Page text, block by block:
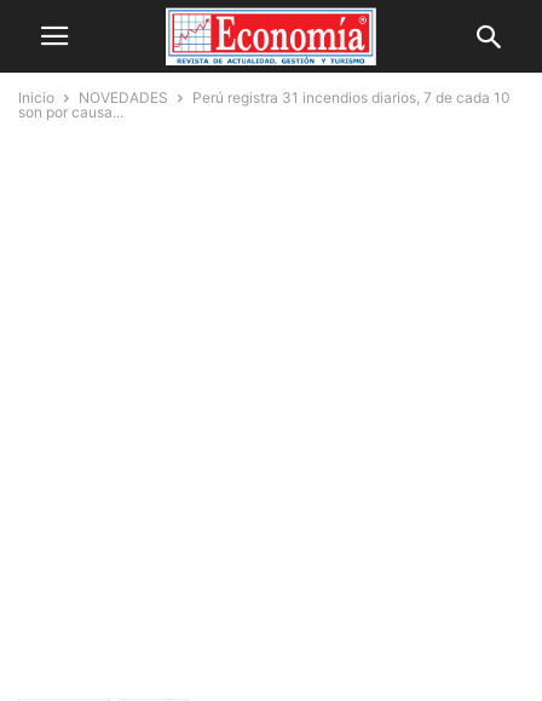
Inicio NOVEDADES
Perú registra 31 incendios diarios, 7 de cada 10
son por causa...